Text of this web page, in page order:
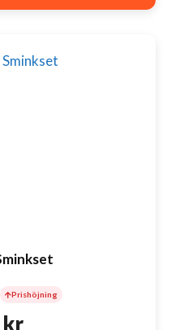
Prishöjning
kr